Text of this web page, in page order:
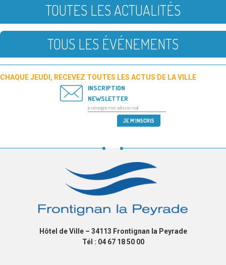
TOUTES LES ACTUALITÉS
TOUS LES ÉVÉNEMENTS
CHAQUE JEUDI, RECEVEZ TOUTES LES ACTUS DE LA VILLE
INSCRIPTION
NEWSLETTER
Hôtel de Ville – 34113 Frontignan la Peyrade
Tél : 04 67 18 50 00